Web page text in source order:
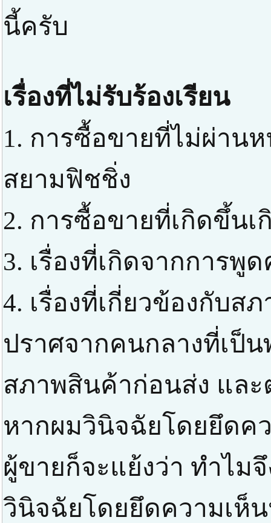
นี้ครับ
เรื่องที่ไม่รับร้องเรียน
1. การซื้อขายที่ไม่ผ่าน
สยามฟิชชิ่ง
2. การซื้อขายที่เกิดขึ้นเ
3. เรื่องที่เกิดจากการพู
4. เรื่องที่เกี่ยวข้องกับส
ปราศจากคนกลางที่เป็
สภาพสินค้าก่อนส่ง แล
หากผมวินิจฉัยโดยยึดค
ผู้ขายก็จะแย้งว่า ทำไม
วินิจฉัยโดยยึดความเห็